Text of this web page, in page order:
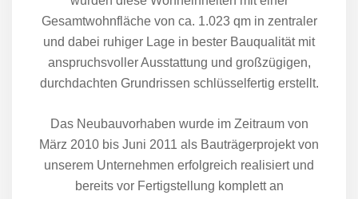
Gesamtwohnfläche von ca. 1.023 qm in zentraler
und dabei ruhiger Lage in bester Bauqualität mit
anspruchsvoller Ausstattung und großzügigen,
durchdachten Grundrissen schlüsselfertig erstellt.
Das Neubauvorhaben wurde im Zeitraum von
März 2010 bis Juni 2011 als Bauträgerprojekt von
unserem Unternehmen erfolgreich realisiert und
bereits vor Fertigstellung komplett an